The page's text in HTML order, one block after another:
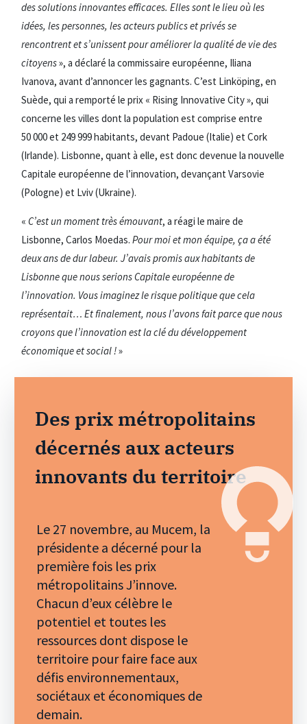
des solutions innovantes efficaces. Elles sont le lieu où les
idées, les personnes, les acteurs publics et privés se
rencontrent et s’unissent pour améliorer la qualité de vie des
citoyens», a déclaré la commissaire européenne, Iliana
Ivanova, avant d’annoncer les gagnants. C’est Linköping, en
Suède, qui a remporté le prix « Rising Innovative City », qui
concerne les villes dont la population est comprise entre
50 000 et 249 999 habitants, devant Padoue (Italie) et Cork
(Irlande). Lisbonne, quant à elle, est donc devenue la nouvelle
Capitale européenne de l’innovation, devançant Varsovie
(Pologne) et Lviv (Ukraine).
« C’est un moment très émouvant, a réagi le maire de
Lisbonne, Carlos Moedas. Pour moi et mon équipe, ça a été
deux ans de dur labeur. J’avais promis aux habitants de
Lisbonne que nous serions Capitale européenne de
l’innovation. Vous imaginez le risque politique que cela
représentait… Et finalement, nous l’avons fait parce que nous
croyons que l’innovation est la clé du développement
économique et social !»
Des prix métropolitains
décernés aux acteurs
innovants du territoire
Le 27 novembre, au Mucem, la
présidente a décerné pour la
première fois les prix
métropolitains J’innove.
Chacun d’eux célèbre le
potentiel et toutes les
ressources dont dispose le
territoire pour faire face aux
défis environnementaux,
sociétaux et économiques de
demain.